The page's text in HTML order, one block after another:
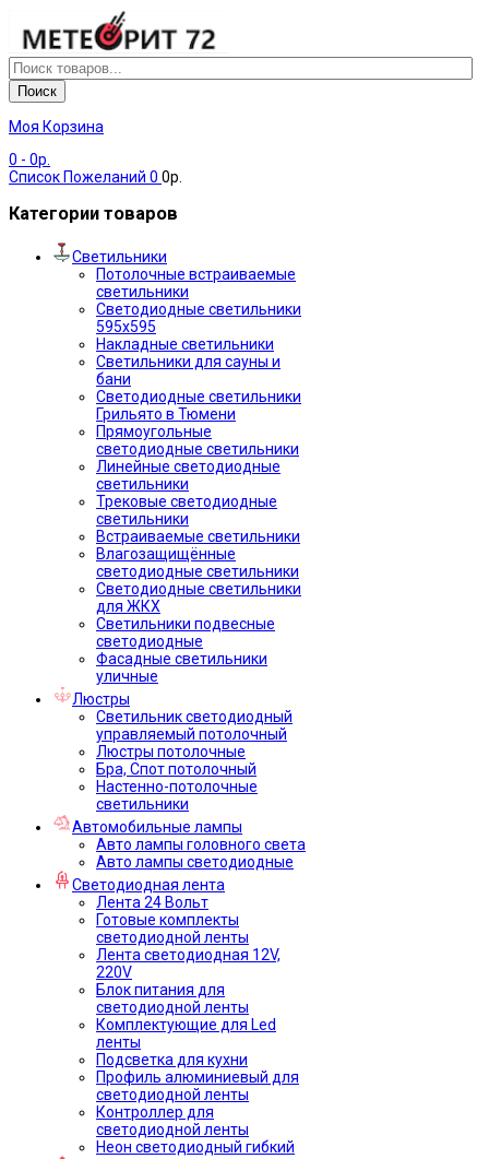
Поиск
Моя Корзина
0 - 0р.
Список Пожеланий 0 0р.
Категории товаров
Светильники
Потолочные встраиваемые
светильники
Светодиодные светильники
595х595
Накладные светильники
Светильники для сауны и
бани
Светодиодные светильники
Грильято в Тюмени
Прямоугольные
светодиодные светильники
Линейные светодиодные
светильники
Трековые светодиодные
светильники
Встраиваемые светильники
Влагозащищённые
светодиодные светильники
Светодиодные светильники
для ЖКХ
Светильники подвесные
светодиодные
Фасадные светильники
уличные
Люстры
Светильник светодиодный
управляемый потолочный
Люстры потолочные
Бра, Спот потолочный
Настенно-потолочные
светильники
Автомобильные лампы
Авто лампы головного света
Авто лампы светодиодные
Светодиодная лента
Лента 24 Вольт
Готовые комплекты
светодиодной ленты
Лента светодиодная 12V,
220V
Блок питания для
светодиодной ленты
Комплектующие для Led
ленты
Подсветка для кухни
Профиль алюминиевый для
светодиодной ленты
Контроллер для
светодиодной ленты
Неон светодиодный гибкий